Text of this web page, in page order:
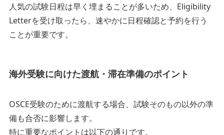
人気の試験日程は早く埋まることが多いため、Eligibility
Letterを受け取ったら、速やかに日程確認と予約を行う
ことが重要です。
海外受験に向けた渡航・滞在準備のポイント
OSCE受験のために渡航する場合、試験そのもの以外の準
備も合否に影響します。
特に重要なポイントは以下の通りです。